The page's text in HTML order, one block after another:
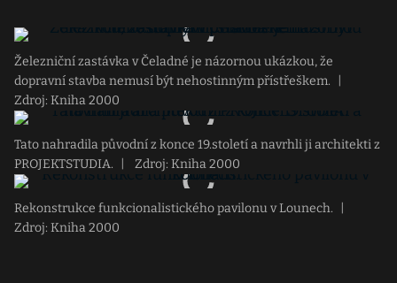
Železniční zastávka v Čeladné je názornou ukázkou, že
dopravní stavba nemusí být nehostinným přístřeškem.
Zdroj: Kniha 2000
Tato nahradila původní z konce 19.století a navrhli ji architekti z
PROJEKTSTUDIA.
Zdroj: Kniha 2000
Rekonstrukce funkcionalistického pavilonu v Lounech.
Zdroj: Kniha 2000